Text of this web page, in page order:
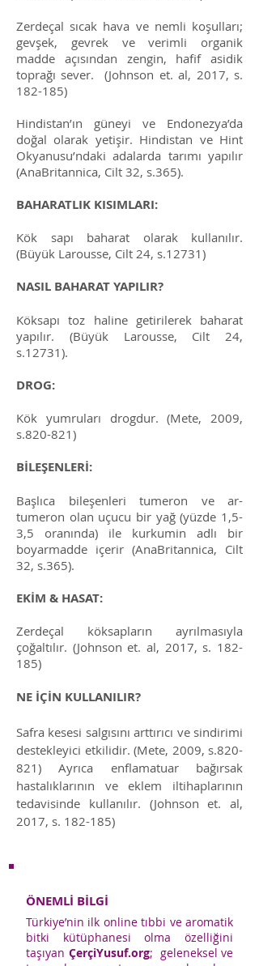
Zerdeçal sıcak hava ve nemli koşulları;
gevşek, gevrek ve verimli organik
madde açısından zengin, hafif asidik
toprağı sever. (Johnson et. al, 2017, s.
182-185)
Hindistan’ın güneyi ve Endonezya’da
doğal olarak yetişir. Hindistan ve Hint
Okyanusu’ndaki adalarda tarımı yapılır
(AnaBritannica, Cilt 32, s.365).
BAHARATLIK KISIMLARI:
Kök sapı baharat olarak kullanılır.
(Büyük Larousse, Cilt 24, s.12731)
NASIL BAHARAT YAPILIR?
Köksapı toz haline getirilerek baharat
yapılır. (Büyük Larousse, Cilt 24,
s.12731).
DROG:
Kök yumruları drogdur. (Mete, 2009,
s.820-821)
BİLEŞENLERİ:
Başlıca bileşenleri tumeron ve ar-
tumeron olan uçucu bir yağ (yüzde 1,5-
3,5 oranında) ile kurkumin adlı bir
boyarmadde içerir (AnaBritannica, Cilt
32, s.365).
EKİM & HASAT:
Zerdeçal köksapların ayrılmasıyla
çoğaltılır. (Johnson et. al, 2017, s. 182-
185)
NE İÇİN KULLANILIR?
Safra kesesi salgısını arttırıcı ve sindirimi
destekleyici etkilidir. (Mete, 2009, s.820-
821) Ayrıca enflamatuar bağırsak
hastalıklarının ve eklem iltihaplarının
tedavisinde kullanılır. (Johnson et. al,
2017, s. 182-185)
ÖNEMLİ BİLGİ
Türkiye’nin ilk online tıbbi ve aromatik
bitki kütüphanesi olma özelliğini
taşıyan ÇerçiYusuf.org; geleneksel ve